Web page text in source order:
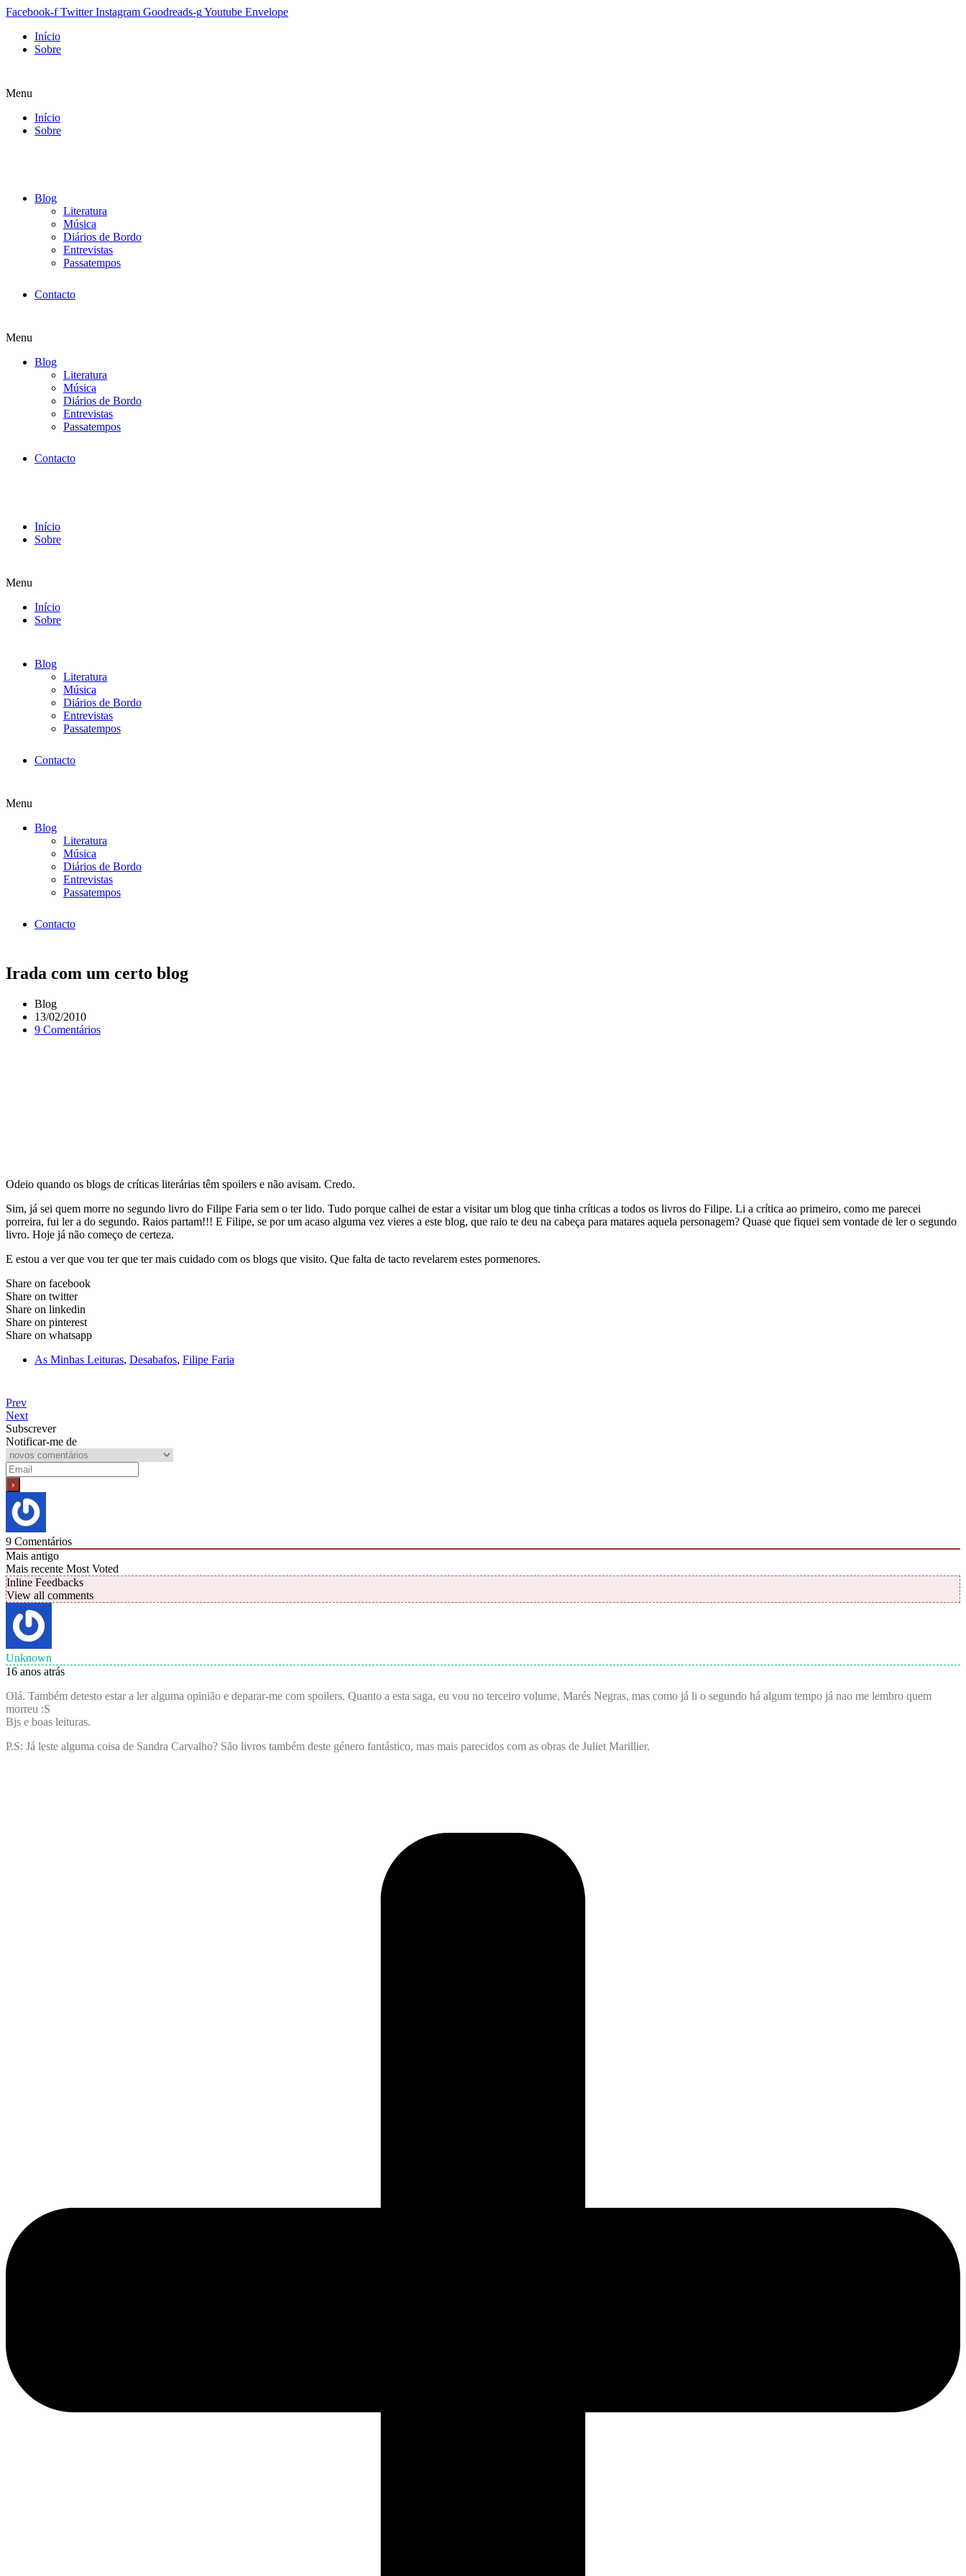
Facebook-f Twitter Instagram Goodreads-gYoutube Envelope
Início
Sobre
Menu
Início
Sobre
Blog
Literatura
Música
Diários de Bordo
Entrevistas
Passatempos
Contacto
Menu
Blog
Literatura
Música
Diários de Bordo
Entrevistas
Passatempos
Contacto
Início
Sobre
Menu
Início
Sobre
Blog
Literatura
Música
Diários de Bordo
Entrevistas
Passatempos
Contacto
Menu
Blog
Literatura
Música
Diários de Bordo
Entrevistas
Passatempos
Contacto
Irada com um certo blog
Blog
13/02/2010
9 Comentários
Odeio quando os blogs de críticas literárias têm spoilers e não avisam. Credo.
Sim, já sei quem morre no segundo livro do Filipe Faria sem o ter lido. Tudo porque calhei de estar a visitar um blog que tinha críticas a todos os livros do Filipe. Li a crítica ao primeiro, como me parecei
porreira, fui ler a do segundo. Raios partam!!! E Filipe, se por um acaso alguma vez vieres a este blog, que raio te deu na cabeça para matares aquela personagem? Quase que fiquei sem vontade de ler o segundo
livro. Hoje já não começo de certeza.
E estou a ver que vou ter que ter mais cuidado com os blogs que visito. Que falta de tacto revelarem estes pormenores.
Share on facebook
Share on twitter
Share on linkedin
Share on pinterest
Share on whatsapp
As Minhas Leituras, Desabafos, Filipe Faria
Prev
Next
Subscrever
Notificar-me de
9 Comentários
Mais antigo
Mais recente Most Voted
Inline Feedbacks
View all comments
Unknown
16 anos atrás
Olá. Também detesto estar a ler alguma opinião e deparar-me com spoilers. Quanto a esta saga, eu vou no terceiro volume, Marés Negras, mas como já li o segundo há algum tempo já nao me lembro quem
morreu :S
Bjs e boas leituras.
P.S: Já leste alguma coisa de Sandra Carvalho? São livros também deste género fantástico, mas mais parecidos com as obras de Juliet Marillier.